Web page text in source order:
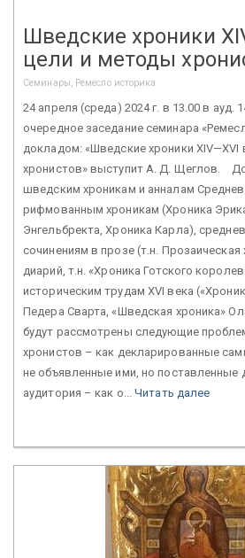
Шведские хроники
цели и методы
Семинары, Ремесло историка
24 апреля (среда) 2024 г. в 13.00 в ауд.
очередное заседание семинара
докладом: «Шведские хроники
хронистов» выступит А. Д. Щеглов.
шведским хроникам и анналам
рифмованным хроникам (Хроника
Энгельбректа, Хроника Карла),
сочинениям в прозе (т.н. Прозаическая
диарий, т.н. «Хроника Готского
историческим трудам XVI века
Педера Сварта, «Шведская хроника»
будут рассмотрены следующие
хронистов – как декларированные
не объявленные ими, но поставленные
аудитория – как о...Читать далее